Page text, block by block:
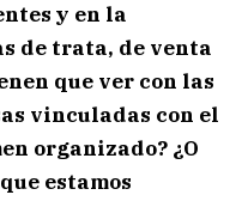
y en la
de trata, de venta
que ver con las
vinculadas con el
organizado? ¿O
estamos